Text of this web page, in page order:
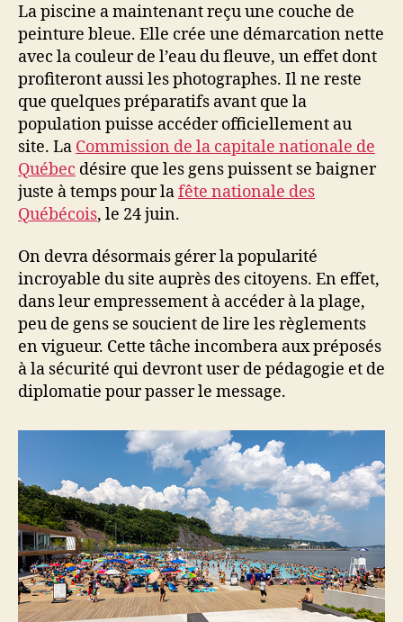
La piscine a maintenant reçu une couche de
peinture bleue. Elle crée une démarcation nette
avec la couleur de l’eau du fleuve, un effet dont
profiteront aussi les photographes. Il ne reste
que quelques préparatifs avant que la
population puisse accéder officiellement au
site. La Commission de la capitale nationale de
Québec désire que les gens puissent se baigner
juste à temps pour lafête nationale des
Québécois, le 24 juin.
On devra désormais gérer la popularité
incroyable du site auprès des citoyens. En effet,
dans leur empressement à accéder à la plage,
peu de gens se soucient de lire les règlements
en vigueur. Cette tâche incombera aux préposés
à la sécurité qui devront user de pédagogie et de
diplomatie pour passer le message.